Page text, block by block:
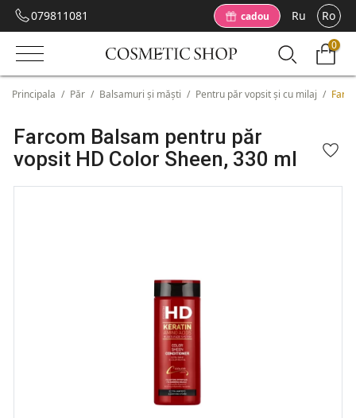
079811081 cadou Ru Ro
0
Principala / Păr / Balsamuri și măști / Pentru păr vopsit și cu milaj /
Farcom Balsam pentru păr
vopsit HD Color Sheen, 330 ml